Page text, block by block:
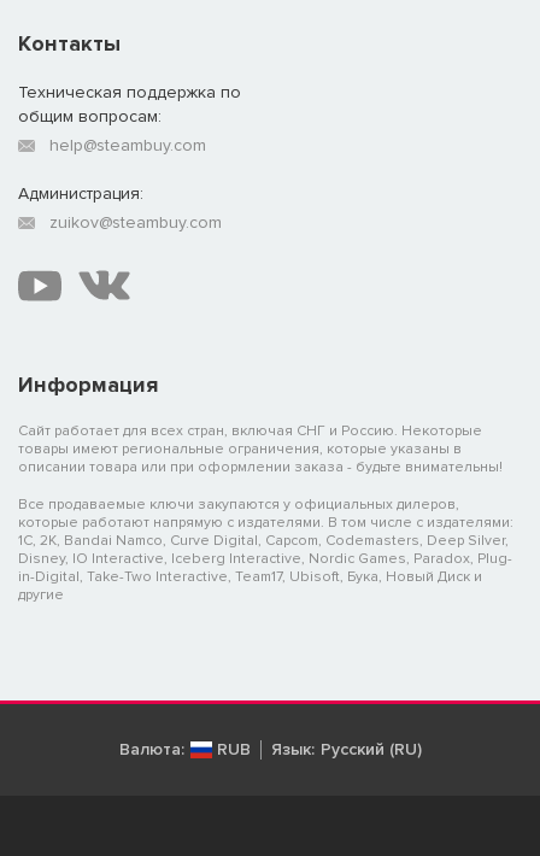
Информация
Сайт работает для всех стран, включая СНГ и Россию. Некоторые
товары имеют региональные ограничения, которые указаны в
описании товара или при оформлении заказа - будьте внимательны!
Все продаваемые ключи закупаются у официальных дилеров,
которые работают напрямую с издателями. В том числе с издателями:
1C, 2K, Bandai Namco, Curve Digital, Capcom, Codemasters, Deep Silver,
Disney, IO Interactive, Iceberg Interactive, Nordic Games, Paradox, Plug-
in-Digital, Take-Two Interactive, Team17, Ubisoft, Бука, Новый Диск и
другие
Контакты
Техническая поддержка по
общим вопросам:
help@steambuy.com
Администрация:
zuikov@steambuy.com
Валюта: RUB Язык: Русский (RU)